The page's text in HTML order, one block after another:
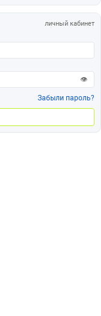
личный кабинет
👁
Забыли пароль?